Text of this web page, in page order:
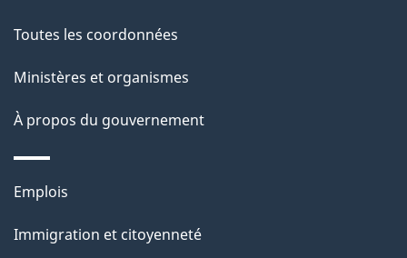
l
a
p
a
g
e
Toutes les coordonnées
Ministères et organismes
À propos du gouvernement
Thèmes
sujets
Emplois
Immigration et citoyenneté